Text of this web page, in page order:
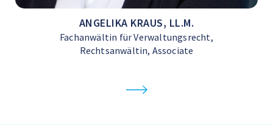
ANGELIKA KRAUS, LL.M.
Fachanwältin für Verwaltungsrecht,
Rechtsanwältin, Associate